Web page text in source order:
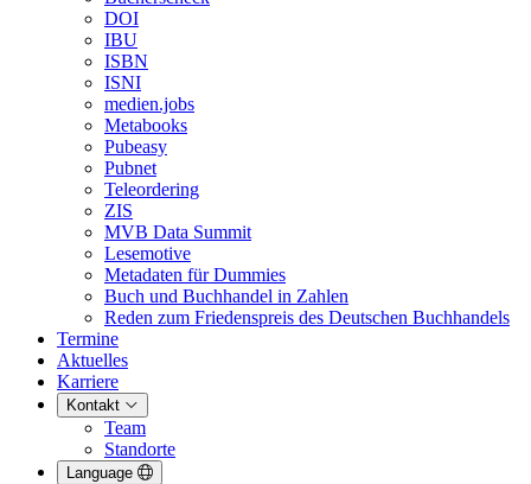
DOI
IBU
ISBN
ISNI
medien.jobs
Metabooks
Pubeasy
Pubnet
Teleordering
ZIS
MVB Data Summit
Lesemotive
Metadaten für Dummies
Buch und Buchhandel in Zahlen
Reden zum Friedenspreis des Deutschen Buchhandels
Termine
Aktuelles
Karriere
Kontakt
Team
Standorte
Language